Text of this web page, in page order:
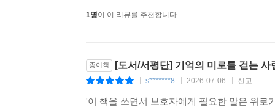
그들에게서 비로소 우리 자신을 볼 수 있기 때문이
수정해야 하는 고충을 상상하려고 애쓴다. 색
떠오른다. “만일 그들이 가르쳐주지 않았다면
것이다.” 나는 이렇게 맞장구치고 싶어진다. “그
1명이 이 리뷰를 추천합니다.
종이책 [도서/서평단] 기억의 미로를 걷는 사
s*******8 2026-07-06 신고
'이 책을 쓰면서 보호자에게 필요한 말은 위로